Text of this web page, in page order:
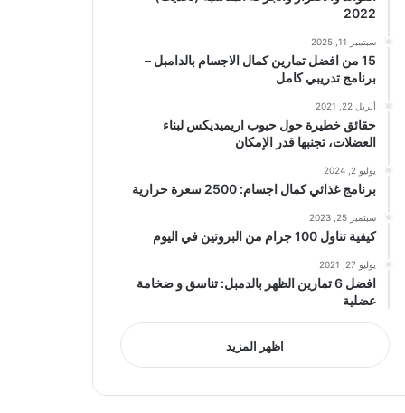
2022
سبتمبر 11, 2025
15 من افضل تمارين كمال الاجسام بالدامبل –
برنامج تدريبي كامل
أبريل 22, 2021
حقائق خطيرة حول حبوب اريميديكس لبناء
العضلات، تجنبها قدر الإمكان
يوليو 2, 2024
برنامج غذائي كمال اجسام: 2500 سعرة حرارية
سبتمبر 25, 2023
كيفية تناول 100 جرام من البروتين في اليوم
يوليو 27, 2021
افضل 6 تمارين الظهر بالدمبل: تناسق و ضخامة
عضلية
اظهر المزيد